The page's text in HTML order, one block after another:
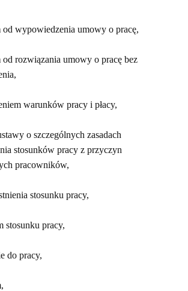
od wypowiedzenia umowy o pracę,
od rozwiązania umowy o pracę bez
warunków pracy i płacy,
o szczególnych zasadach
stosunków pracy z przyczyn
pracowników,
stosunku pracy,
stosunku pracy,
do pracy,